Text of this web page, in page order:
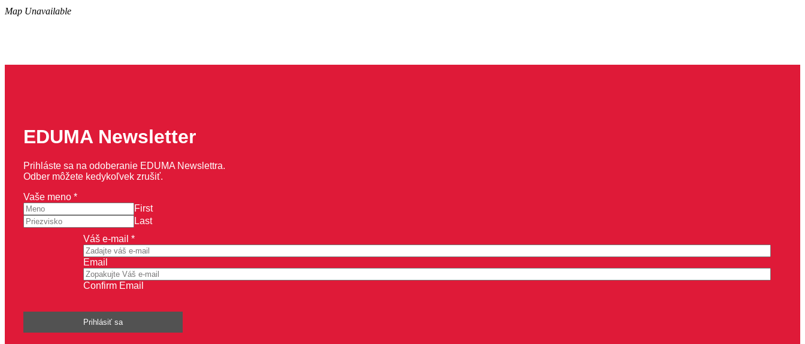
Map Unavailable
EDUMA Newsletter
Prihláste sa na odoberanie EDUMA Newslettra.
Odber môžete kedykoľvek zrušiť.
meno
e-
mail
Váš
Vaše meno *
First
Last
Váš e-mail *
Email
Confirm Email
Prihlásiť sa